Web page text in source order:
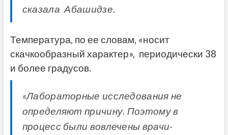
сказала Абашидзе.
Температура, по ее словам, «носит
скачкообразный характер», периодически 38
и более градусов.
«Лабораторные исследования не
определяют причину. Поэтому в
процесс были вовлечены врачи-